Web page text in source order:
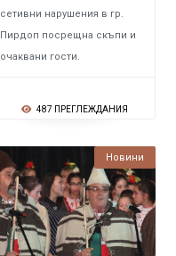
сетивни нарушения в гр.
Пирдоп посрещна скъпи и
очаквани гости.
487 ПРЕГЛЕЖДАНИЯ
Новини